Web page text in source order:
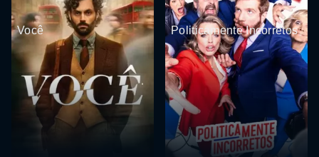
Você Politicamente Incorretos